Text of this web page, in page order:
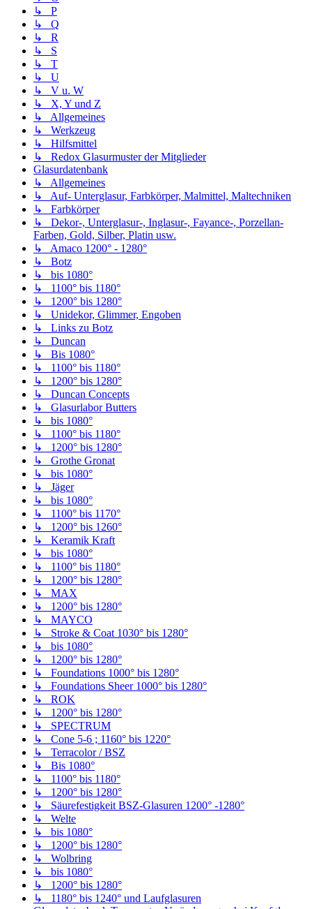
↳ P
↳ Q
↳ R
↳ S
↳ T
↳ U
↳ V u. W
↳ X, Y und Z
↳ Allgemeines
↳ Werkzeug
↳ Hilfsmittel
↳ Redox Glasurmuster der Mitglieder
Glasurdatenbank
↳ Allgemeines
↳ Auf- Unterglasur, Farbkörper, Malmittel, Maltechniken
↳ Farbkörper
↳ Dekor-, Unterglasur-, Inglasur-, Fayance-, Porzellan-
Farben, Gold, Silber, Platin usw.
↳ Amaco 1200° - 1280°
↳ Botz
↳ bis 1080°
↳ 1100° bis 1180°
↳ 1200° bis 1280°
↳ Unidekor, Glimmer, Engoben
↳ Links zu Botz
↳ Duncan
↳ Bis 1080°
↳ 1100° bis 1180°
↳ 1200° bis 1280°
↳ Duncan Concepts
↳ Glasurlabor Butters
↳ bis 1080°
↳ 1100° bis 1180°
↳ 1200° bis 1280°
↳ Grothe Gronat
↳ bis 1080°
↳ Jäger
↳ bis 1080°
↳ 1100° bis 1170°
↳ 1200° bis 1260°
↳ Keramik Kraft
↳ bis 1080°
↳ 1100° bis 1180°
↳ 1200° bis 1280°
↳ MAX
↳ 1200° bis 1280°
↳ MAYCO
↳ Stroke & Coat 1030° bis 1280°
↳ bis 1080°
↳ 1200° bis 1280°
↳ Foundations 1000° bis 1280°
↳ Foundations Sheer 1000° bis 1280°
↳ ROK
↳ 1200° bis 1280°
↳ SPECTRUM
↳ Cone 5-6 ; 1160° bis 1220°
↳ Terracolor / BSZ
↳ Bis 1080°
↳ 1100° bis 1180°
↳ 1200° bis 1280°
↳ Säurefestigkeit BSZ-Glasuren 1200° -1280°
↳ Welte
↳ bis 1080°
↳ 1200° bis 1280°
↳ Wolbring
↳ bis 1080°
↳ 1200° bis 1280°
↳ 1180° bis 1240° und Laufglasuren